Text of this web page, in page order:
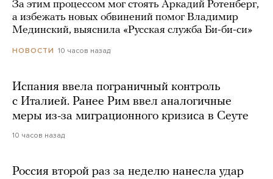
За этим процессом мог стоять Аркадий Ротенберг,
а избежать новых обвинений помог Владимир
Мединский, выяснила «Русская служба Би-би-си»
НОВОСТИ 10 часов назад
Испания ввела пограничный контроль
с Италией. Ранее Рим ввел аналогичные
меры из-за миграционного кризиса в Сеуте
10 часов назад
Россия второй раз за неделю нанесла удар